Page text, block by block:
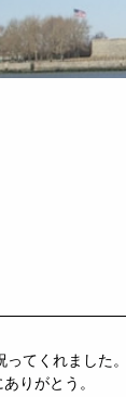
てくれました。
りがとう。